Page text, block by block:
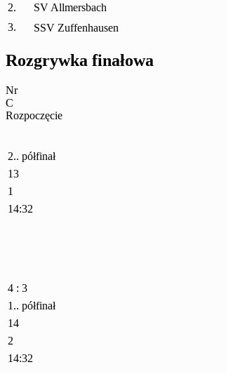
2.
SV Allmersbach
3.
SSV Zuffenhausen
Rozgrywka finałowa
Nr
C
Rozpoczęcie
2.. półfinał
13
1
14:32
4 : 3
1.. półfinał
14
2
14:32